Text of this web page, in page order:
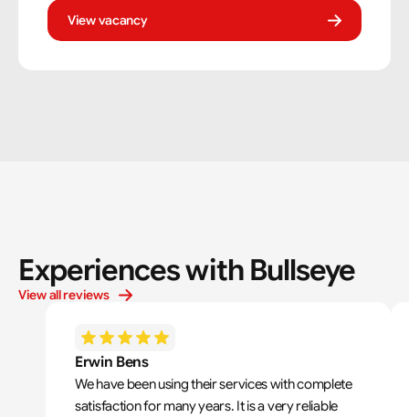
tegelzetter ben je voortdurend bezig met diverse taken.
View vacancy
Experiences with Bullseye
View all reviews
Erwin Bens
We have been using their services with complete
satisfaction for many years. It is a very reliable